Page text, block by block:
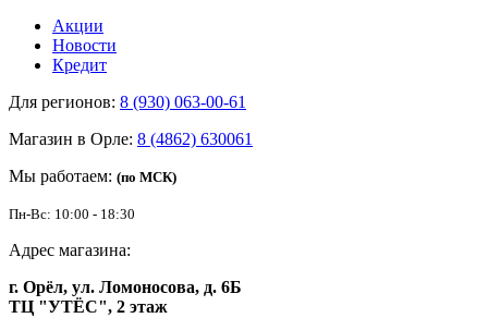
Акции
Новости
Кредит
Для регионов: 8 (930) 063-00-61
Магазин в Орле: 8 (4862) 630061
Мы работаем: (по МСК)
Пн-Вс: 10:00 - 18:30
Адрес магазина:
г. Орёл, ул. Ломоносова, д. 6Б
ТЦ "УТЁС", 2 этаж